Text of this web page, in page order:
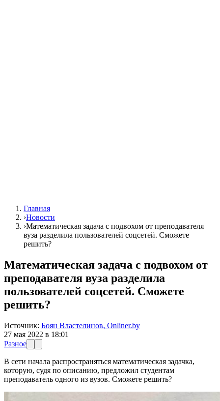
Главная
›Новости
›Математическая задача с подвохом от преподавателя
вуза разделила пользователей соцсетей. Сможете
решить?
Математическая задача с подвохом от
преподавателя вуза разделила
пользователей соцсетей. Сможете
решить?
Источник: Боян Властелинов, Onliner.by
27 мая 2022 в 18:01
Разное
В сети начала распространяться математическая задачка,
которую, судя по описанию, предложил студентам
преподаватель одного из вузов. Сможете решить?